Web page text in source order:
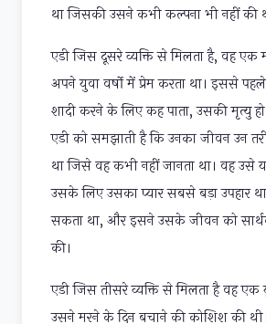
था जिसकी उसने कभी कल्पना भी नहीं की
एडी जिस दूसरे व्यक्ति से मिलता है, वह एक
अपने युवा वर्षो में प्रेम करता था। इससे
शादी करने के लिए कह पाता, उसकी मृत्यु हो
एडी को समझाती है कि उनका जीवन उन
था जिसे वह कभी नहीं जानता था। वह उसे
उसके लिए उसका प्यार सबसे बड़ा उपहार
सकता था, और इसने उसके जीवन को
की।
एडी जिस तीसरे व्यक्ति से मिलता है वह
उसने मरने के दिन बचाने की कोशिश की